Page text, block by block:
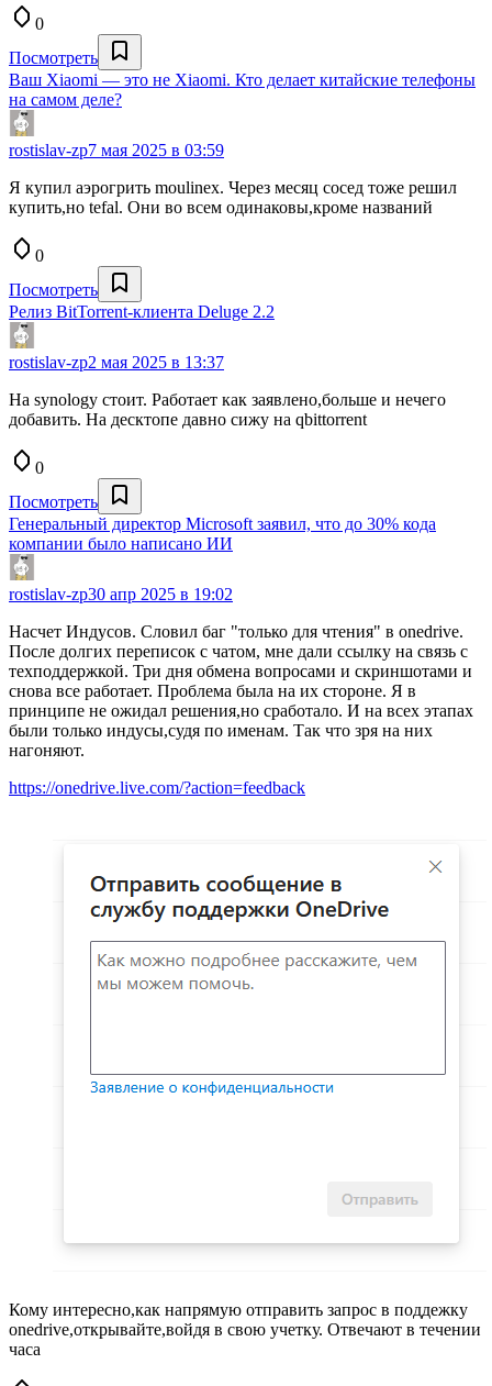
0
Посмотреть
Ваш Xiaomi — это не Xiaomi. Кто делает китайские телефоны
на самом деле?
rostislav-zp7 мая 2025 в 03:59
Я купил аэрогрить moulinex. Через месяц сосед тоже решил
купить,но tefal. Они во всем одинаковы,кроме названий
0
Посмотреть
Релиз BitTorrent-клиента Deluge 2.2
rostislav-zp2 мая 2025 в 13:37
На synology стоит. Работает как заявлено,больше и нечего
добавить. На десктопе давно сижу на qbittorrent
0
Посмотреть
Генеральный директор Microsoft заявил, что до 30% кода
компании было написано ИИ
rostislav-zp30 апр 2025 в 19:02
Насчет Индусов. Словил баг "только для чтения" в onedrive.
После долгих переписок с чатом, мне дали ссылку на связь с
техподдержкой. Три дня обмена вопросами и скриншотами и
снова все работает. Проблема была на их стороне. Я в
принципе не ожидал решения,но сработало. И на всех этапах
были только индусы,судя по именам. Так что зря на них
нагоняют.
https://onedrive.live.com/?action=feedback
Кому интересно,как напрямую отправить запрос в поддежку
onedrive,открывайте,войдя в свою учетку. Отвечают в течении
часа